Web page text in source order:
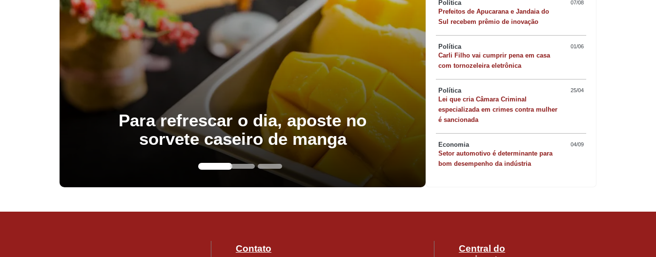
Para refrescar o dia, aposte no
sorvete caseiro de manga
risoto de camarão
Política 07/08
Prefeitos de Apucarana e Jandaia do
Sul recebem prêmio de inovação
Política 01/06
Carli Filho vai cumprir pena em casa
com tornozeleira eletrônica
Política 25/04
Lei que cria Câmara Criminal
especializada em crimes contra mulher
é sancionada
Economia 04/09
Setor automotivo é determinante para
bom desempenho da indústria
Contato
Central do